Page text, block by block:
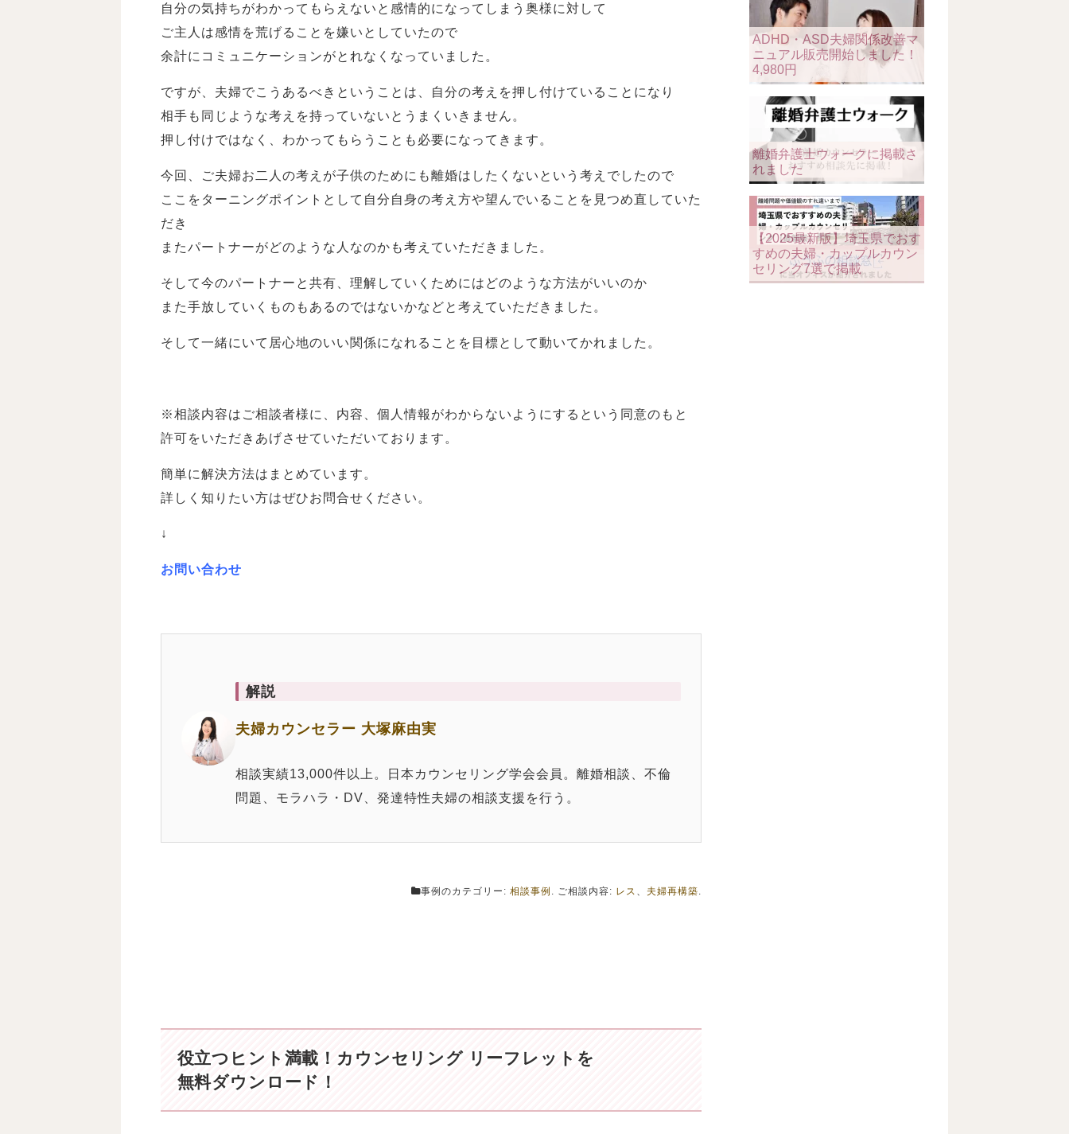
自分の気持ちがわかってもらえないと感情的になってしまう奥様に対して
ご主人は感情を荒げることを嫌いとしていたので
余計にコミュニケーションがとれなくなっていました。
ですが、夫婦でこうあるべきということは、自分の考えを押し付けていることになり
相手も同じような考えを持っていないとうまくいきません。
押し付けではなく、わかってもらうことも必要になってきます。
今回、ご夫婦お二人の考えが子供のためにも離婚はしたくないという考えでしたので
ここをターニングポイントとして自分自身の考え方や望んでいることを見つめ直していた
だき
またパートナーがどのような人なのかも考えていただきました。
そして今のパートナーと共有、理解していくためにはどのような方法がいいのか
また手放していくものもあるのではないかなどと考えていただきました。
そして一緒にいて居心地のいい関係になれることを目標として動いてかれました。
※相談内容はご相談者様に、内容、個人情報がわからないようにするという同意のもと
許可をいただきあげさせていただいております。
簡単に解決方法はまとめています。
詳しく知りたい方はぜひお問合せください。
↓
お問い合わせ
解説
夫婦カウンセラー 大塚麻由実
相談実績13,000件以上。日本カウンセリング学会会員。離婚相談、不倫
問題、モラハラ・DV、発達特性夫婦の相談支援を行う。
事例のカテゴリー: 相談事例 . ご相談内容: レス 、 夫婦再構築.
役立つヒント満載！ カウンセリング リーフレットを
無料ダウンロード！
ADHD・ASD夫婦関係改善マ
ニュアル販売開始しました！
4,980円
離婚弁護士ウォークに掲載さ
れました
【2025最新版】埼玉県でおす
すめの夫婦・カップルカウン
セリング7選で掲載